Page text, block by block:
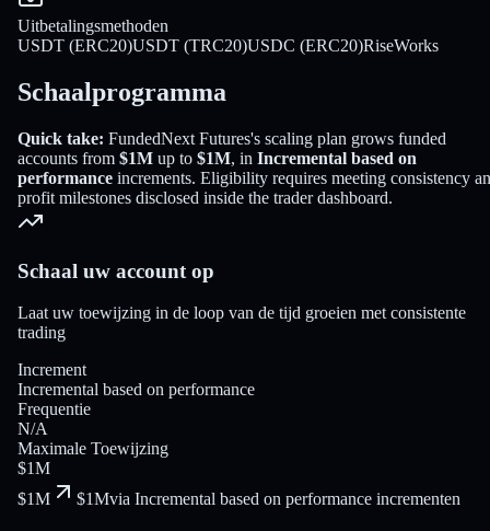
Uitbetalingsmethoden
USDT (ERC20)USDT (TRC20)USDC (ERC20)RiseWorks
Schaalprogramma
Quick take: FundedNext Futures's scaling plan grows funded
accounts from $1M up to $1M, in Incremental based on
performance increments. Eligibility requires meeting consistency
profit milestones disclosed inside the trader dashboard.
Schaal uw account op
Laat uw toewijzing in de loop van de tijd groeien met consistente
trading
Increment
Incremental based on performance
Frequentie
N/A
Maximale Toewijzing
$1M
$1M
$1Mvia Incremental based on performance incrementen